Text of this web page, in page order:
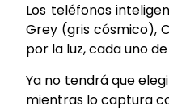
Los teléfonos
Grey (gris cósmico),
por la luz, cada uno
Ya no tendrá que
mientras lo captura